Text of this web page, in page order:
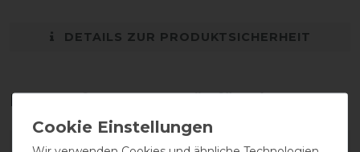
DETAILS ZUR PRODUKTSICHERHEIT
Das perfekte Zubehör für dich